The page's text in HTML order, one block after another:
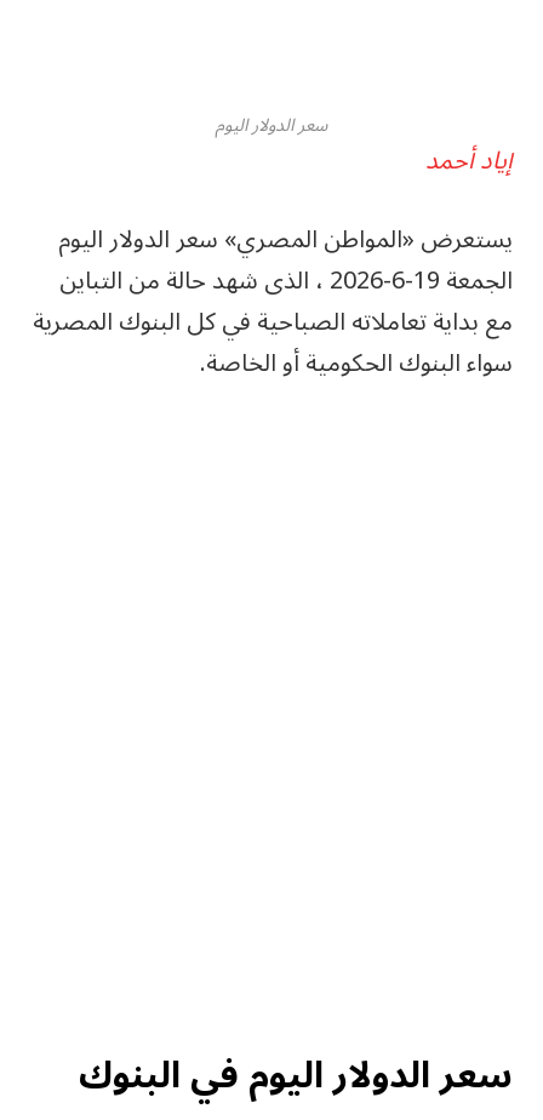
سعر الدولار اليوم
إياد أحمد
يستعرض «المواطن المصري» سعر الدولار اليوم
الجمعة 19-6-2026 ، الذى شهد حالة من التباين
مع بداية تعاملاته الصباحية في كل البنوك المصرية
سواء البنوك الحكومية أو الخاصة.
سعر الدولار اليوم في البنوك